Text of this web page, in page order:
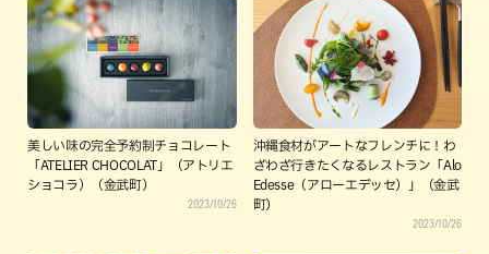
美しい味の完全予約制チョコレート
「ATELIER CHOCOLAT」（アトリエ
ショコラ）（金武町）
2023/10/26
沖縄食材がアートなフレンチに！わ
ざわざ行きたくなるレストラン「Alo
Edesse（アローエデッセ）」（金武
町）
2023/10/26